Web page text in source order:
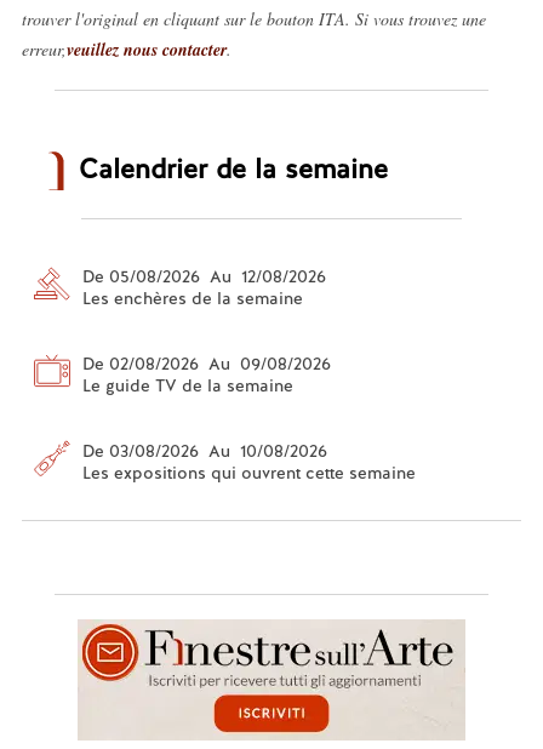
trouver l'original en cliquant sur le bouton ITA. Si vous trouvez une
erreur,veuillez nous contacter.
Calendrier de la semaine
De 05/08/2026 Au 12/08/2026
Les enchères de la semaine
De 02/08/2026 Au 09/08/2026
Le guide TV de la semaine
De 03/08/2026 Au 10/08/2026
Les expositions qui ouvrent cette semaine